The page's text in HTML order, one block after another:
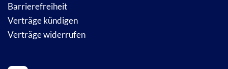
Barrierefreiheit
Verträge kündigen
Verträge widerrufen